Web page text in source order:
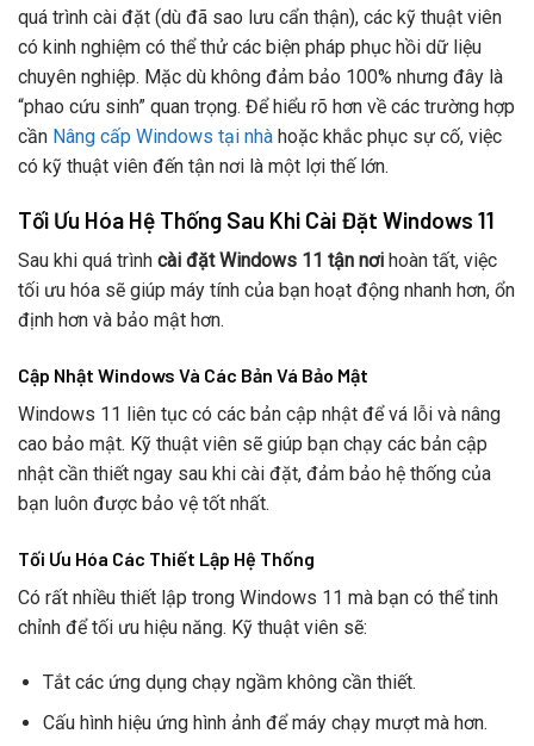
quá trình cài đặt (dù đã sao lưu cẩn thận), các kỹ thuật viên
có kinh nghiệm có thể thử các biện pháp phục hồi dữ liệu
chuyên nghiệp. Mặc dù không đảm bảo 100% nhưng đây là
“phao cứu sinh” quan trọng. Để hiểu rõ hơn về các trường hợp
cần Nâng cấp Windows tại nhà hoặc khắc phục sự cố, việc
có kỹ thuật viên đến tận nơi là một lợi thế lớn.
Tối Ưu Hóa Hệ Thống Sau Khi Cài Đặt Windows 11
Sau khi quá trình cài đặt Windows 11 tận nơi hoàn tất, việc
tối ưu hóa sẽ giúp máy tính của bạn hoạt động nhanh hơn, ổn
định hơn và bảo mật hơn.
Cập Nhật Windows Và Các Bản Vá Bảo Mật
Windows 11 liên tục có các bản cập nhật để vá lỗi và nâng
cao bảo mật. Kỹ thuật viên sẽ giúp bạn chạy các bản cập
nhật cần thiết ngay sau khi cài đặt, đảm bảo hệ thống của
bạn luôn được bảo vệ tốt nhất.
Tối Ưu Hóa Các Thiết Lập Hệ Thống
Có rất nhiều thiết lập trong Windows 11 mà bạn có thể tinh
chỉnh để tối ưu hiệu năng. Kỹ thuật viên sẽ:
Tắt các ứng dụng chạy ngầm không cần thiết.
Cấu hình hiệu ứng hình ảnh để máy chạy mượt mà hơn.